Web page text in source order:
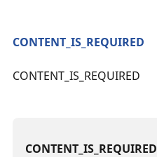
CONTENT_IS_REQUIRED
CONTENT_IS_REQUIRED
CONTENT_IS_REQUIRED